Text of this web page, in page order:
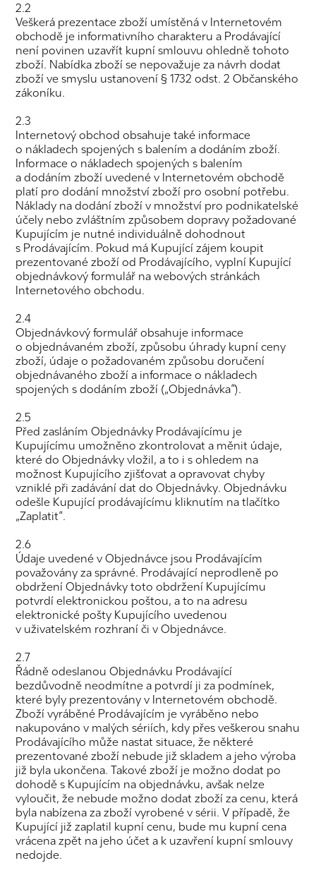
2.2
Veškerá prezentace zboží umístěná v Internetovém
obchodě je informativního charakteru a Prodávající
není povinen uzavřít kupní smlouvu ohledně tohoto
zboží. Nabídka zboží se nepovažuje za návrh dodat
zboží ve smyslu ustanovení § 1732 odst. 2 Občanského
zákoníku.
2.3
Internetový obchod obsahuje také informace
o nákladech spojených s balením a dodáním zboží.
Informace o nákladech spojených s balením
a dodáním zboží uvedené v Internetovém obchodě
platí pro dodání množství zboží pro osobní potřebu.
Náklady na dodání zboží v množství pro podnikatelské
účely nebo zvláštním způsobem dopravy požadované
Kupujícím je nutné individuálně dohodnout
s Prodávajícím. Pokud má Kupující zájem koupit
prezentované zboží od Prodávajícího, vyplní Kupující
objednávkový formulář na webových stránkách
Internetového obchodu.
2.4
Objednávkový formulář obsahuje informace
o objednávaném zboží, způsobu úhrady kupní ceny
zboží, údaje o požadovaném způsobu doručení
objednávaného zboží a informace o nákladech
spojených s dodáním zboží („Objednávka“).
2.5
Před zasláním Objednávky Prodávajícímu je
Kupujícímu umožněno zkontrolovat a měnit údaje,
které do Objednávky vložil, a to i s ohledem na
možnost Kupujícího zjišťovat a opravovat chyby
vzniklé při zadávání dat do Objednávky. Objednávku
odešle Kupující prodávajícímu kliknutím na tlačítko
„Zaplatit“.
2.6
Údaje uvedené v Objednávce jsou Prodávajícím
považovány za správné. Prodávající neprodleně po
obdržení Objednávky toto obdržení Kupujícímu
potvrdí elektronickou poštou, a to na adresu
elektronické pošty Kupujícího uvedenou
v uživatelském rozhraní či v Objednávce.
2.7
Řádně odeslanou Objednávku Prodávající
bezdůvodně neodmítne a potvrdí ji za podmínek,
které byly prezentovány v Internetovém obchodě.
Zboží vyráběné Prodávajícím je vyráběno nebo
nakupováno v malých sériích, kdy přes veškerou snahu
Prodávajícího může nastat situace, že některé
prezentované zboží nebude již skladem a jeho výroba
již byla ukončena. Takové zboží je možno dodat po
dohodě s Kupujícím na objednávku, avšak nelze
vyloučit, že nebude možno dodat zboží za cenu, která
byla nabízena za zboží vyrobené v sérii. V případě, že
Kupující již zaplatil kupní cenu, bude mu kupní cena
vrácena zpět na jeho účet a k uzavření kupní smlouvy
nedojde.